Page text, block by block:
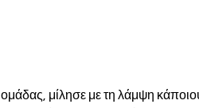
μίλησε με τη λάμψη